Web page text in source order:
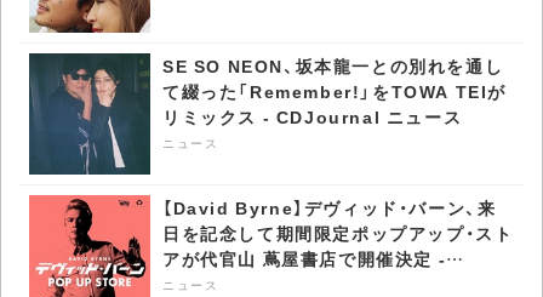
SE SO NEON、坂本龍一との別れを通し
て綴った「Remember!」をTOWA TEIが
リミックス - CDJournal ニュース
ニュース
【David Byrne】デヴィッド・バーン、来
日を記念して期間限定ポップアップ・スト
アが代官山 蔦屋書店で開催決定 -
CDJournal ニュース
ニュース